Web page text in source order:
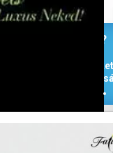
pont erre gondolt?
hívjon
vagy az ár